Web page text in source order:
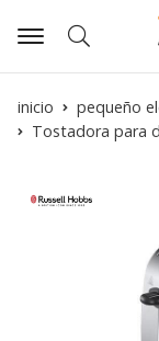
Buscar
inicio pequeño